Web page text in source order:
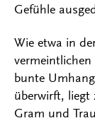
Gefühle
Wie etwa in
vermeintlichen
bunte
überwirft, liegt
Gram und